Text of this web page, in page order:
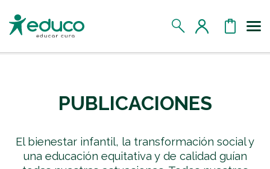
MIS DONATIVOS
MIS APADRINADOS
PUBLICACIONES
El bienestar infantil, la transformación social y
una educación equitativa y de calidad guían